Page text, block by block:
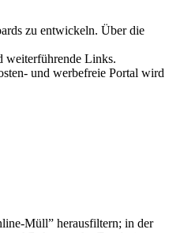
zu entwickeln. Über die
weiterführende Links.
und werbefreie Portal wird
Müll” herausfiltern; in der